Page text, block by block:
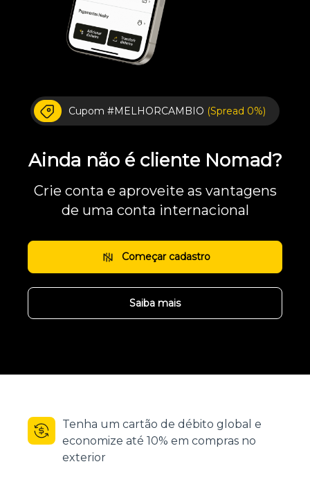
Cupom #MELHORCAMBIO (Spread 0%)
Ainda não é cliente Nomad?
Crie conta e aproveite as vantagens
de uma conta internacional
Começar cadastro
Saiba mais
Tenha um cartão de débito global e
economize até 10% em compras no
exterior